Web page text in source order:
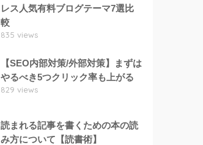
レス人気有料ブログテーマ7選比
較
835 views
【SEO内部対策/外部対策】まずは
やるべき5つクリック率も上がる
829 views
読まれる記事を書くための本の読
み方について【読書術】